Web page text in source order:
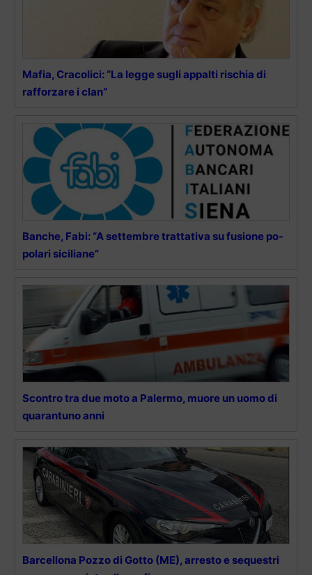
Mafia, Cracolici: “La legge sugli appalti rischia di
rafforzare i clan”
Ban­che, Fabi: “A set­tem­bre trat­ta­ti­va su fu­sio­ne po­
po­la­ri si­ci­lia­ne”
Scontro tra due moto a Palermo, muore un uomo di
quarantuno anni
Barcellona Pozzo di Gotto (ME), arresto e sequestri